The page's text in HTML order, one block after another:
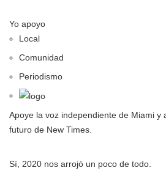
Yo apoyo
Local
Comunidad
Periodismo
Apoye la voz independiente de Miami y
futuro de New Times.
Sí, 2020 nos arrojó un poco de todo.